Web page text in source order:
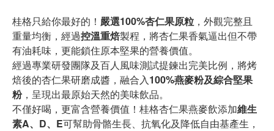
桂格只給你最好的！ 嚴選100%杏仁果原粒 ，外觀完整且
重量均衡，經過控溫重焙製程，將杏仁果香氣逼出但不帶
有油耗味，更能鎖住原本堅果的營養價值。
經過專業研發團隊及百人風味測試提鍊出完美比例，將烤
焙後的杏仁果研磨成醬，融合入100%燕麥粉及綜合堅果
粉，呈現出最原始天然的美味飲品。
不僅好喝，更富含營養價值！桂格杏仁果燕麥飲添加維生
素A、D、E可幫助骨骼生長、抗氧化及降低自由基產生，